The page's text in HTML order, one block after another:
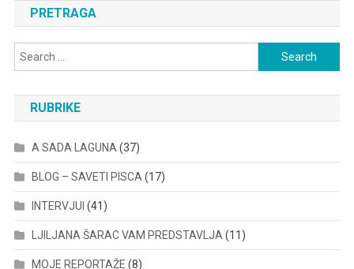
PRETRAGA
Search
for:
RUBRIKE
A SADA LAGUNA(37)
BLOG – SAVETI PISCA(17)
INTERVJUI (41)
LJILJANA ŠARAC VAM PREDSTAVLJA(11)
MOJE REPORTAŽE (8)